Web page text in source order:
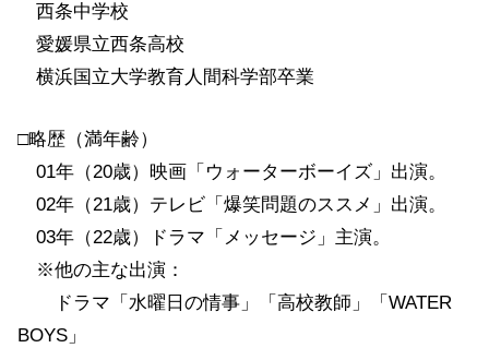
西条中学校
愛媛県立西条高校
横浜国立大学教育人間科学部卒業
□略歴（満年齢）
01年（20歳）映画「ウォーターボーイズ」出演。
02年（21歳）テレビ「爆笑問題のススメ」出演。
03年（22歳）ドラマ「メッセージ」主演。
※他の主な出演：
ドラマ「水曜日の情事」「高校教師」「WATER
BOYS」